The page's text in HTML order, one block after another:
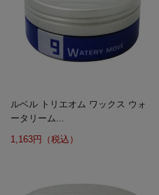
ルベル トリエオム ワックス ウォ
ータリーム...
1,163円（税込）